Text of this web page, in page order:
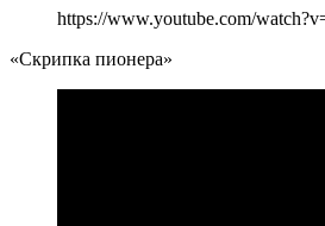
https://www.youtube.com/
«Скрипка пионера»